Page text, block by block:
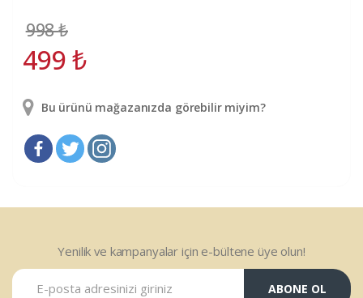
998₺
499₺
Bu ürünü mağazanızda görebilir miyim?
Yenilik ve kampanyalar için e-bültene üye olun!
ABONE OL